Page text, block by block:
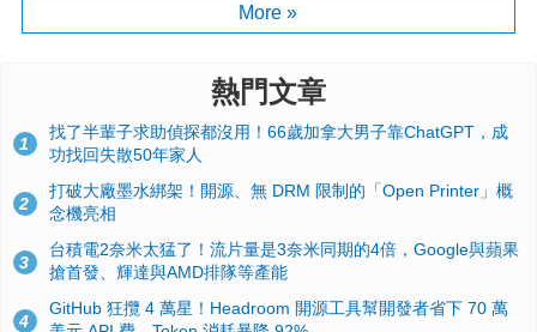
More »
熱門文章
1
找了半輩子求助偵探都沒用！66歲加拿大男子靠ChatGPT，成
功找回失散50年家人
2
打破大廠墨水綁架！開源、無 DRM 限制的「Open Printer」概
念機亮相
3
台積電2奈米太猛了！流片量是3奈米同期的4倍，Google與蘋果
搶首發、輝達與AMD排隊等產能
4
GitHub 狂攬 4 萬星！Headroom 開源工具幫開發者省下 70 萬